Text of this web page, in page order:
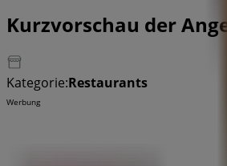
Kurzvorschau der
Kategorie:Restaurants
Werbung